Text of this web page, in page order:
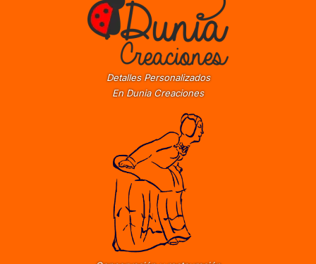
Detalles Personalizados
En Dunia Creaciones